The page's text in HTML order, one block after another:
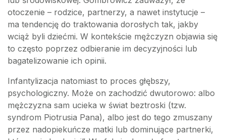
otoczenie – rodzice, partnerzy, a nawet instytucje –
ma tendencję do traktowania dorosłych tak, jakby
wciąż byli dziećmi. W kontekście mężczyzn objawia się
to często poprzez odbieranie im decyzyjności lub
bagatelizowanie ich opinii.
Infantylizacja natomiast to proces głębszy,
psychologiczny. Może on zachodzić dwutorowo: albo
mężczyzna sam ucieka w świat beztroski (tzw.
syndrom Piotrusia Pana), albo jest do tego zmuszany
przez nadopiekuńcze matki lub dominujące partnerki,